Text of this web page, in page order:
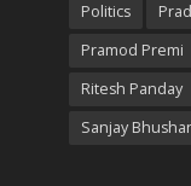
Politics
Pramod Premi
Ritesh Panday
Sanjay